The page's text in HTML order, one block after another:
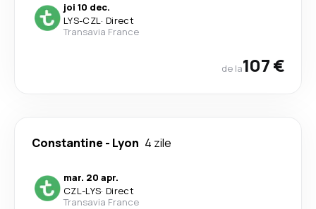
joi 10 dec.
LYS-CZL· Direct
Transavia France
de la107 €
Constantine - Lyon 4 zile
mar. 20 apr.
CZL-LYS· Direct
Transavia France